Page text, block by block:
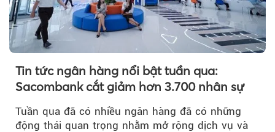
Tin tức ngân hàng nổi bật tuần qua:
Sacombank cắt giảm hơn 3.700 nhân sự
Tuần qua đã có nhiều ngân hàng đã có những
động thái quan trọng nhằm mở rộng dịch vụ và